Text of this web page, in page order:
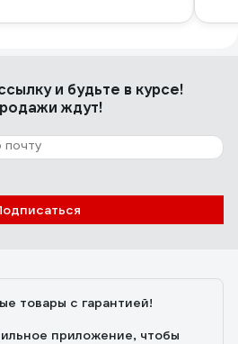
и будьте в курсе!
ждут!
товары с гарантией!
приложение, чтобы